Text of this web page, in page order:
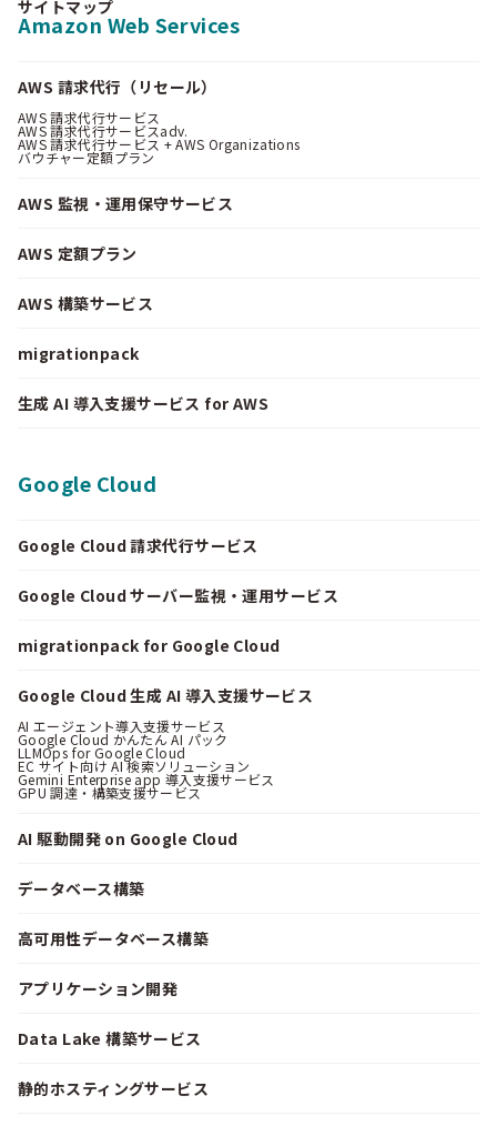
サイトマップ
Amazon Web Services
AWS 請求代行（リセール）
AWS 請求代行サービス
AWS 請求代行サービスadv.
AWS 請求代行サービス + AWS Organizations
バウチャー定額プラン
AWS 監視・運用保守サービス
AWS 定額プラン
AWS 構築サービス
migrationpack
生成 AI 導入支援サービス for AWS
Google Cloud
Google Cloud 請求代行サービス
Google Cloud サーバー監視・運用サービス
migrationpack for Google Cloud
Google Cloud 生成 AI 導入支援サービス
AI エージェント導入支援サービス
Google Cloud かんたん AI パック
LLMOps for Google Cloud
EC サイト向け AI 検索ソリューション
Gemini Enterprise app 導入支援サービス
GPU 調達・構築支援サービス
AI 駆動開発 on Google Cloud
データベース構築
高可用性データベース構築
アプリケーション開発
Data Lake 構築サービス
静的ホスティングサービス